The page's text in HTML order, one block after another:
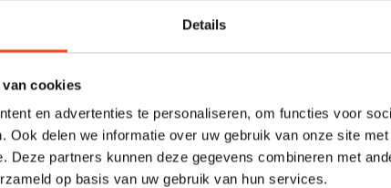
Details
cookies
en advertenties te personaliseren, om functies voor
Ook delen we informatie over uw gebruik van onze site
Deze partners kunnen deze gegevens combineren met
op basis van uw gebruik van hun services.
afscherming en verzilverd Ultra-
en de afscherming zorgen voor
en RF. Dankzij het dubbele
als asymmetrische verbindingen
met uitstekende RCA-stekkers,
en coaxiale kabelbevestiging,
Heb